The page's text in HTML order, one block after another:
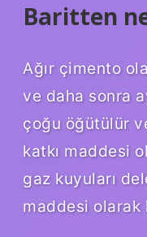
Baritten
Ağır çimento
ve daha sonra
çoğu öğütülür
katkı maddesi
gaz kuyuları
maddesi olarak